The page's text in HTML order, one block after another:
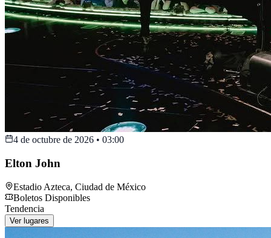
4 de octubre de 2026 • 03:00
Elton John
Estadio Azteca, Ciudad de México
Boletos Disponibles
Tendencia
Ver lugares